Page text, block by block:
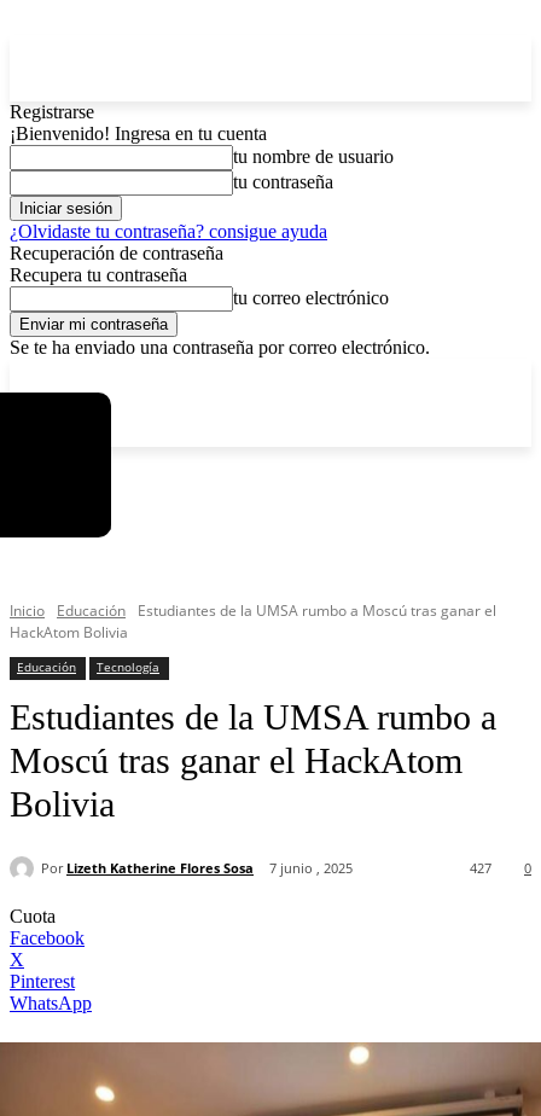
Registrarse
¡Bienvenido! Ingresa en tu cuenta
tu nombre de usuario
tu contraseña
¿Olvidaste tu contraseña? consigue ayuda
Recuperación de contraseña
Recupera tu contraseña
tu correo electrónico
Se te ha enviado una contraseña por correo electrónico.
Inicio Educación
Estudiantes de la UMSA rumbo a Moscú tras ganar el
HackAtom Bolivia
Educación Tecnología
Estudiantes de la UMSA rumbo a
Moscú tras ganar el HackAtom
Bolivia
Por Lizeth Katherine Flores Sosa 7 junio , 2025 0
427
Cuota
Facebook
X
Pinterest
WhatsApp